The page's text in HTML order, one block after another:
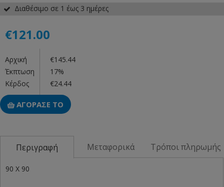
Διαθέσιμο σε 1 έως 3 ημέρες
€121.00
Αρχική
Έκπτωση
Κέρδος
€145.44
17%
€24.44
ΑΓΟΡΑΣΕ ΤΟ
Περιγραφή Μεταφορικά Τρόποι πληρωμής
90 X 90